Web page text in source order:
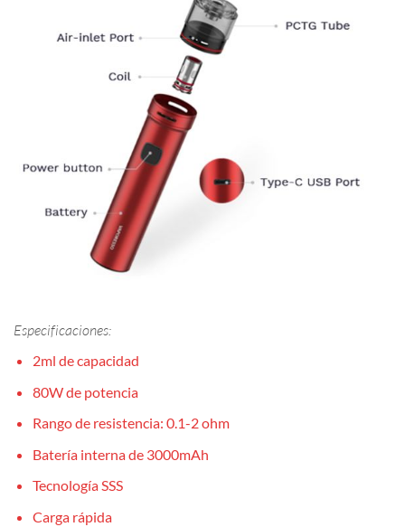
Especificaciones:
2ml de capacidad
80W de potencia
Rango de resistencia: 0.1-2 ohm
Batería interna de 3000mAh
Tecnología SSS
Carga rápida